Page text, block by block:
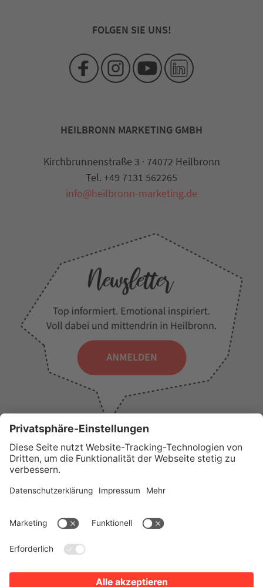
FOLGEN SIE UNS!
WICHTIGE LINKS
PresseWir über unsTourist-Information
Erklärung zur Barrierefreiheit
Impressum
HEILBRONN MARKETING GMBH
Kirchbrunnenstraße 3 · 74072 Heilbronn
Tel. +49 7131 562265
info@heilbronn-marketing.de